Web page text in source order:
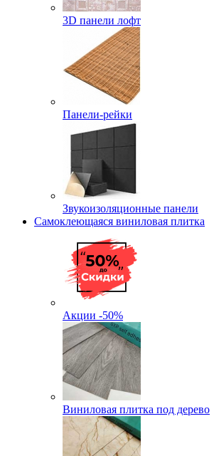
3D панели лофт
Панели-рейки
Звукоизоляционные панели
Самоклеющаяся виниловая плитка
Акции -50%
Виниловая плитка под дерево